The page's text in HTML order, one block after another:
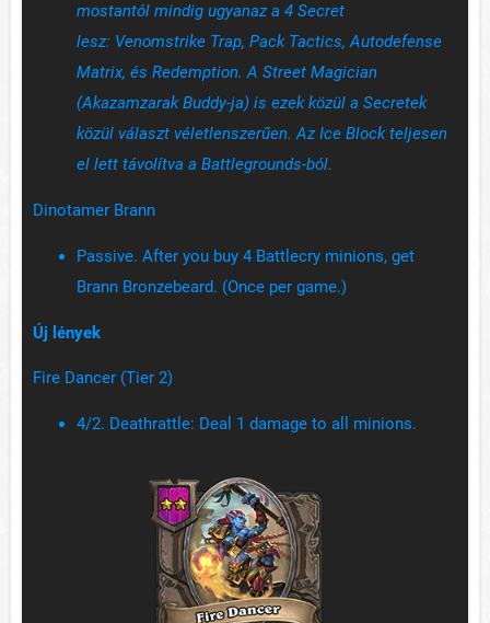
mostantól mindig ugyanaz a 4 Secret
lesz: Venomstrike Trap, Pack Tactics, Autodefense
Matrix, és Redemption. A Street Magician
(Akazamzarak Buddy-ja) is ezek közül a Secretek
közül választ véletlenszerűen. Az Ice Block teljesen
el lett távolítva a Battlegrounds-ból.
Dinotamer Brann
Passive. After you buy 4 Battlecry minions, get
Brann Bronzebeard. (Once per game.)
Új lények
Fire Dancer (Tier 2)
4/2. Deathrattle: Deal 1 damage to all minions.